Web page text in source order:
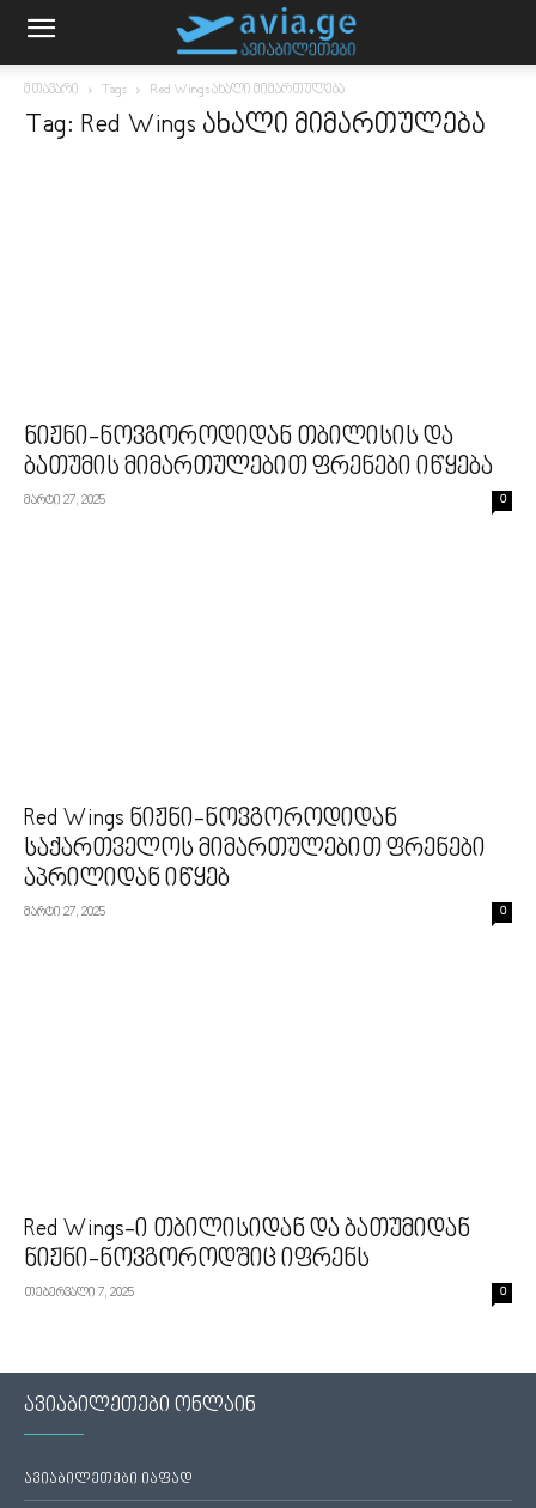
მთავარი Tags Red Wings ახალი მიმართულება
Tag: Red Wings ახალი მიმართულება
ნიჟნი-ნოვგოროდიდან თბილისის და
ბათუმის მიმართულებით ფრენები იწყება
მარტი 27, 2025 0
Red Wings ნიჟნი-ნოვგოროდიდან
საქართველოს მიმართულებით ფრენები
აპრილიდან იწყებ
მარტი 27, 2025 0
Red Wings-ი თბილისიდან და ბათუმიდან
ნიჟნი-ნოვგოროდშიც იფრენს
თებერვალი 7, 2025 0
ავიაბილეთები ონლაინ
ავიაბილეთები იაფად